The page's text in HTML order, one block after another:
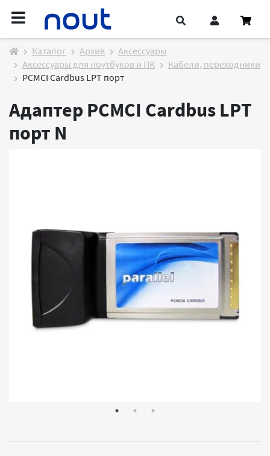
Каталог Архив
Аксессуары
Аксессуары для ноутбуков и ПК
Кабели, переходники
PCMCI Cardbus LPT порт
Адаптер PCMCI Cardbus LPT
порт N